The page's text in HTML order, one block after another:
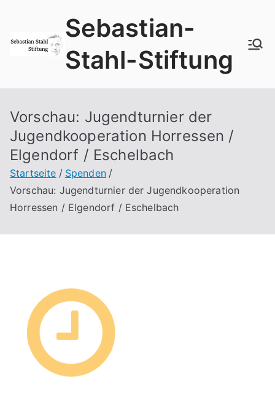
springen
Sebastian-
Stahl-Stiftung
Vorschau: Jugendturnier der
Jugendkooperation Horressen /
Elgendorf / Eschelbach
Startseite
Spenden
Vorschau: Jugendturnier der Jugendkooperation
Horressen / Elgendorf / Eschelbach